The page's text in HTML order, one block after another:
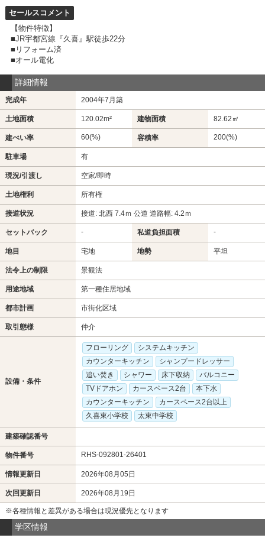
セールスコメント
【物件特徴】
■JR宇都宮線『久喜』駅徒歩22分
■リフォーム済
■オール電化
詳細情報
完成年 2004年7月築
土地面積 120.02m² 建物面積 82.62㎡
建ぺい率 60(%) 容積率 200(%)
駐車場 有
現況/引渡し 空家/即時
土地権利 所有権
接道状況 接道: 北西 7.4ｍ 公道 道路幅: 4.2ｍ
セットバック - 私道負担面積 -
地目 宅地 地勢 平坦
法令上の制限 景観法
用途地域 第一種住居地域
都市計画 市街化区域
取引態様 仲介
設備・条件
フローリング
システムキッチン
カウンターキッチン
シャンプードレッサー
追い焚き
シャワー 床下収納
バルコニー
TVドアホン
カースペース2台
本下水
カウンターキッチン
カースペース2台以上
久喜東小学校
太東中学校
建築確認番号
物件番号 RHS-092801-26401
情報更新日 2026年08月05日
次回更新日 2026年08月19日
※各種情報と差異がある場合は現況優先となります
学区情報